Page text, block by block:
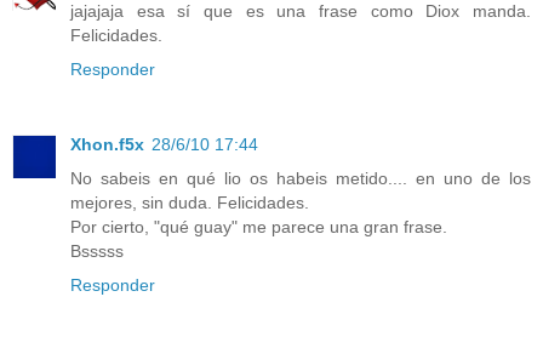
jajajaja esa sí que es una frase como Diox manda.
Felicidades.
Responder
Xhon.f5x 28/6/10 17:44
No sabeis en qué lio os habeis metido.... en uno de los
mejores, sin duda. Felicidades.
Por cierto, "qué guay" me parece una gran frase.
Bsssss
Responder